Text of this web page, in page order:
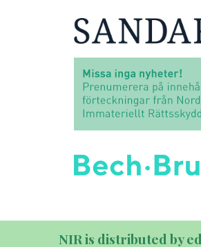
NIR is distributed by